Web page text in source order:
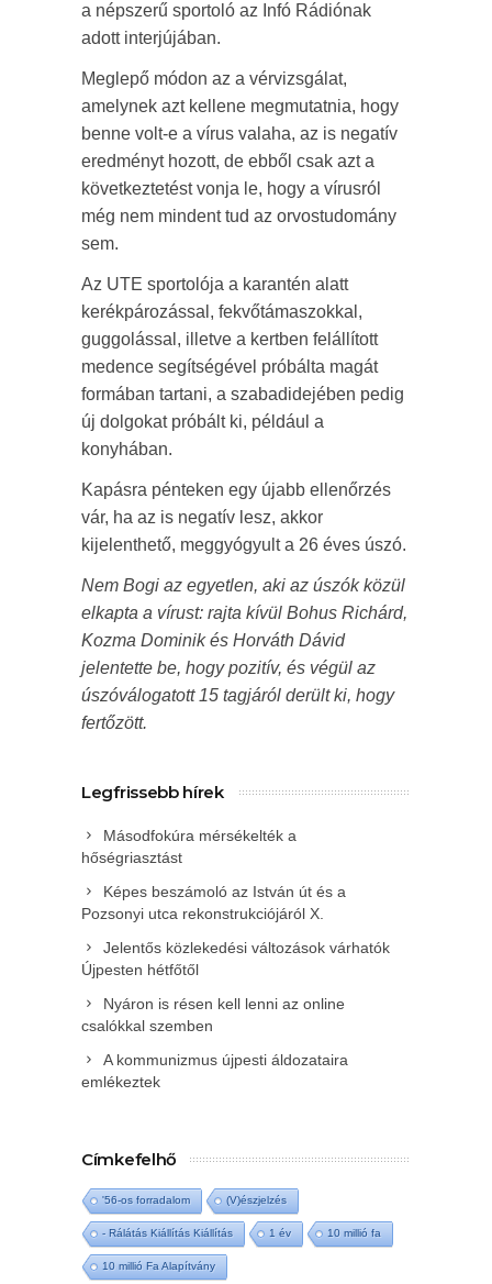
a népszerű sportoló az Infó Rádiónak
adott interjújában.
Meglepő módon az a vérvizsgálat,
amelynek azt kellene megmutatnia, hogy
benne volt-e a vírus valaha, az is negatív
eredményt hozott, de ebből csak azt a
következtetést vonja le, hogy a vírusról
még nem mindent tud az orvostudomány
sem.
Az UTE sportolója a karantén alatt
kerékpározással, fekvőtámaszokkal,
guggolással, illetve a kertben felállított
medence segítségével próbálta magát
formában tartani, a szabadidejében pedig
új dolgokat próbált ki, például a
konyhában.
Kapásra pénteken egy újabb ellenőrzés
vár, ha az is negatív lesz, akkor
kijelenthető, meggyógyult a 26 éves úszó.
Nem Bogi az egyetlen, aki az úszók közül
elkapta a vírust: rajta kívül Bohus Richárd,
Kozma Dominik és Horváth Dávid
jelentette be, hogy pozitív, és végül az
úszóválogatott 15 tagjáról derült ki, hogy
fertőzött.
Legfrissebb hírek
Másodfokúra mérsékelték a
hőségriasztást
Képes beszámoló az István út és a
Pozsonyi utca rekonstrukciójáról X.
Jelentős közlekedési változások várhatók
Újpesten hétfőtől
Nyáron is résen kell lenni az online
csalókkal szemben
A kommunizmus újpesti áldozataira
emlékeztek
Címkefelhő
'56-os forradalom (V)észjelzés
- Rálátás Kiállítás Kiállítás 1 év 10 millió fa
10 millió Fa Alapítvány